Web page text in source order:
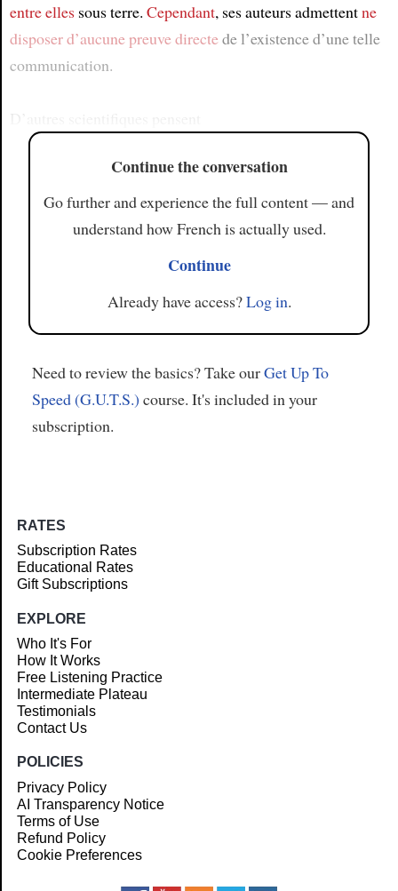
entre ellessous terre. Cependant, ses auteurs admettentne
disposer d’aucune preuve directede l’existence d’une telle
communication.
Continue the conversation
Go further and experience the full content — and
understand how French is actually used.
Continue
Already have access?Log in.
Need to review the basics? Take ourGet Up To
Speed (G.U.T.S.) course. It's included in your
subscription.
RATES
Subscription Rates
Educational Rates
Gift Subscriptions
EXPLORE
Who It's For
How It Works
Free Listening Practice
Intermediate Plateau
Testimonials
Contact Us
POLICIES
Privacy Policy
AI Transparency Notice
Terms of Use
Refund Policy
Cookie Preferences